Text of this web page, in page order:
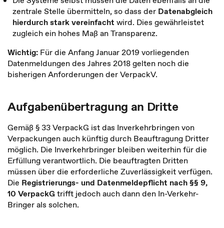
zentrale Stelle übermitteln, so dass der Datenabgleich
hierdurch stark vereinfacht wird. Dies gewährleistet
zugleich ein hohes Maß an Transparenz.
Wichtig: Für die Anfang Januar 2019 vorliegenden
Datenmeldungen des Jahres 2018 gelten noch die
bisherigen Anforderungen der VerpackV.
Aufgabenübertragung an Dritte
Gemäß § 33 VerpackG ist das Inverkehrbringen von
Verpackungen auch künftig durch Beauftragung Dritter
möglich. Die Inverkehrbringer bleiben weiterhin für die
Erfüllung verantwortlich. Die beauftragten Dritten
müssen über die erforderliche Zuverlässigkeit verfügen.
Die Registrierungs- und Datenmeldepflicht nach §§ 9,
10 VerpackG trifft jedoch auch dann den In-Verkehr-
Bringer als solchen.